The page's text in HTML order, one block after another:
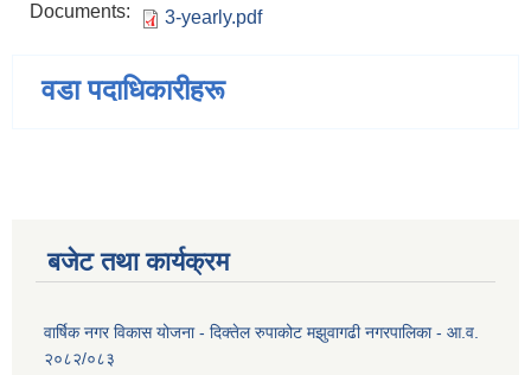
Documents: 3-yearly.pdf
वडा पदाधिकारीहरू
बजेट तथा कार्यक्रम
वार्षिक नगर विकास योजना - दिक्तेल रुपाकोट मझुवागढी नगरपालिका - आ.व.
२०८२/०८३